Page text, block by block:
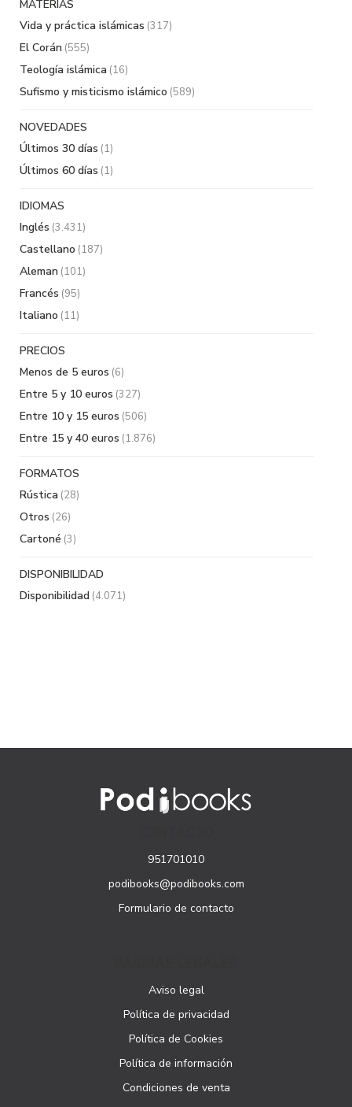
MATERIAS
Vida y práctica islámicas (317)
El Corán (555)
Teología islámica (16)
Sufismo y misticismo islámico (589)
NOVEDADES
Últimos 30 días (1)
Últimos 60 días (1)
IDIOMAS
Inglés (3.431)
Castellano (187)
Aleman (101)
Francés (95)
Italiano (11)
PRECIOS
Menos de 5 euros (6)
Entre 5 y 10 euros (327)
Entre 10 y 15 euros (506)
Entre 15 y 40 euros (1.876)
FORMATOS
Rústica (28)
Otros (26)
Cartoné (3)
DISPONIBILIDAD
Disponibilidad (4.071)
951701010
podibooks@podibooks.com
Formulario de contacto
Aviso legal
Política de privacidad
Política de Cookies
Política de información
Condiciones de venta